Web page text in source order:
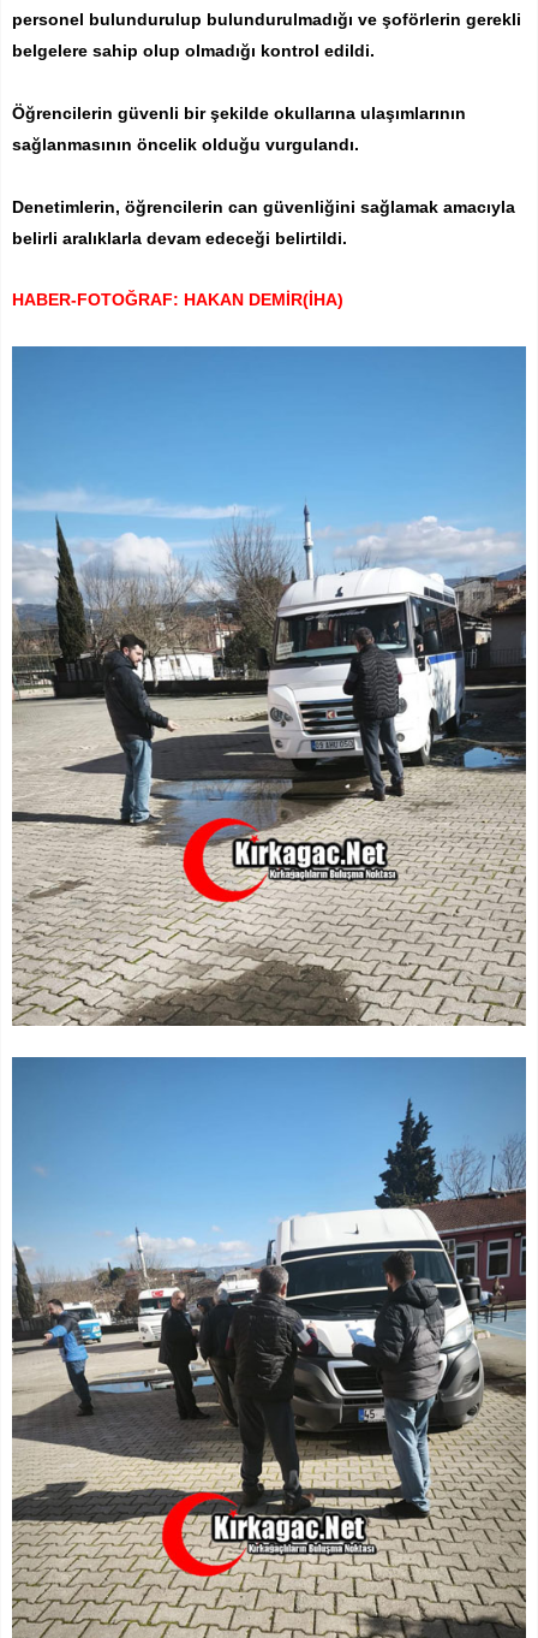
personel bulundurulup bulundurulmadığı ve şoförlerin gerekli
belgelere sahip olup olmadığı kontrol edildi.
Öğrencilerin güvenli bir şekilde okullarına ulaşımlarının
sağlanmasının öncelik olduğu vurgulandı.
Denetimlerin, öğrencilerin can güvenliğini sağlamak amacıyla
belirli aralıklarla devam edeceği belirtildi.
HABER-FOTOĞRAF: HAKAN DEMİR(İHA)